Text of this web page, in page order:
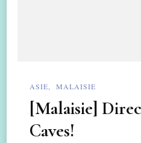
ASIE MALAISIE
[Malaisie]
Caves!